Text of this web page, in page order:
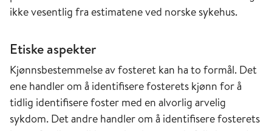
ikke vesentlig fra estimatene ved norske sykehus.
Etiske aspekter
Kjønnsbestemmelse av fosteret kan ha to formål. Det
ene handler om å identifisere fosterets kjønn for å
tidlig identifisere foster med en alvorlig arvelig
sykdom. Det andre handler om å identifisere fosterets